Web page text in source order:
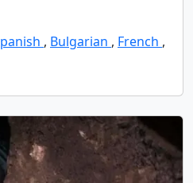
, Bulgarian , French ,